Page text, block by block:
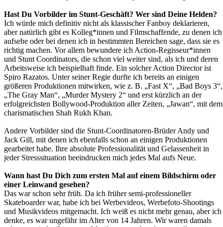
Hast Du Vorbilder im Stunt-Geschäft? Wer sind Deine Helden?
Ich würde mich definitiv nicht als klassischer Fanboy deklarieren,
aber natürlich gibt es Kolleg*innen und Filmschaffende, zu denen ich
aufsehe oder bei denen ich in bestimmten Bereichen sage, dass sie es
richtig machen. Vor allem bewundere ich Action-Regisseur*innen
und Stunt Coordinators, die schon viel weiter sind, als ich und deren
Arbeitsweise ich beispielhaft finde. Ein solcher Action Director ist
Spiro Razatos. Unter seiner Regie durfte ich bereits an einigen
größeren Produktionen mitwirken, wie z. B. „Fast X“, „Bad Boys 3“,
„The Gray Man“, „Murder Mystery 2“ und erst kürzlich an der
erfolgreichsten Bollywood-Produktion aller Zeiten, „Jawan“, mit dem
charismatischen Shah Rukh Khan.
Andere Vorbilder sind die Stunt-Coordinatoren-Brüder Andy und
Jack Gill, mit denen ich ebenfalls schon an einigen Produktionen
gearbeitet habe. Ihre absolute Professionalität und Gelassenheit in
jeder Stresssituation beeindrucken mich jedes Mal aufs Neue.
Wann hast Du Dich zum ersten Mal auf einem Bildschirm oder
einer Leinwand gesehen?
Das war schon sehr früh. Da ich früher semi-professioneller
Skateboarder war, habe ich bei Werbevideos, Werbefoto-Shootings
und Musikvideos mitgemacht. Ich weiß es nicht mehr genau, aber ich
denke, es war ungefähr im Alter von 14 Jahren. Wir waren damals